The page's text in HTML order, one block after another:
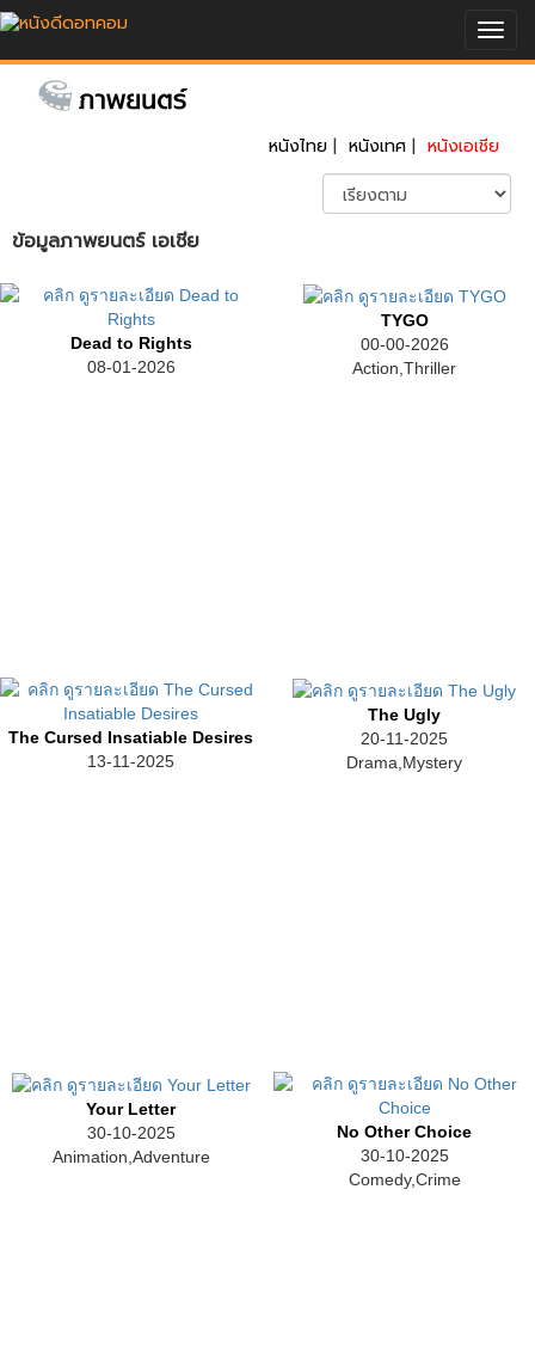
หนังไทย | หนังเทศ | หนังเอเชีย
ข้อมูลภาพยนตร์ เอเชีย
Dead to Rights
08-01-2026
TYGO
00-00-2026
Action,Thriller
The Cursed Insatiable Desires
13-11-2025
The Ugly
20-11-2025
Drama,Mystery
Your Letter
30-10-2025
Animation,Adventure
No Other Choice
30-10-2025
Comedy,Crime